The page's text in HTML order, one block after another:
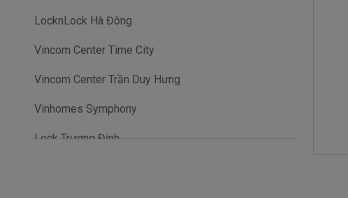
LocknLock Hà Đông
Vincom Center Time City
Vincom Center Trần Duy Hưng
Vinhomes Symphony
Lock Trương Định